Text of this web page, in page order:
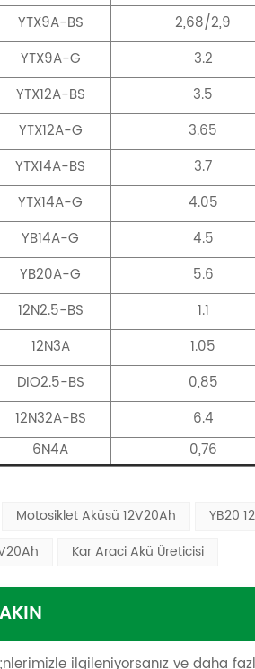
YTX9A-BS 2,68/2,9
YTX9A-G 3.2
YTX12A-BS 3.5
YTX12A-G 3.65
YTX14A-BS 3.7
YTX14A-G 4.05
YB14A-G 4.5
YB20A-G 5.6
12N2.5-BS 1.1
12N3A 1.05
DIO2.5-BS 0,85
12N32A-BS 6.4
6N4A 0,76
Motosiklet Aküsü 12V20Ah YB20
Kar Araci Akü Üreticisi
ilgileniyorsanız ve daha